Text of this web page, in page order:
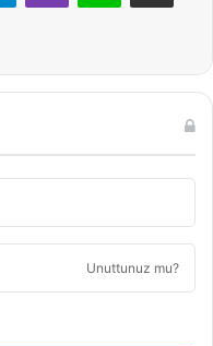
Unuttunuz mu?